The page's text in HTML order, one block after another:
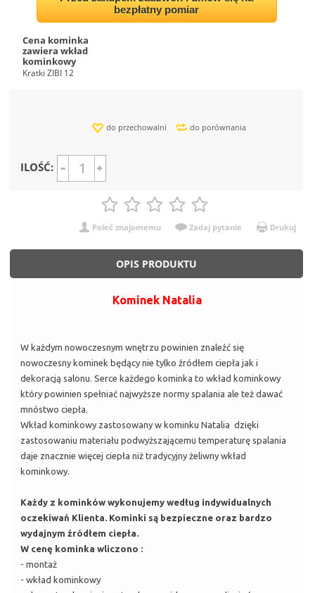
bezpłatny pomiar
Cena kominka
zawiera wkład
kominkowy
Kratki ZIBI 12
do przechowalni do porównania
ILOŚĆ:
Poleć znajomemu Zadaj pytanie Drukuj
OPIS PRODUKTU
Kominek Natalia
W każdym nowoczesnym wnętrzu powinien znaleźć się
nowoczesny kominek będący nie tylko źródłem ciepła jak i
dekoracją salonu. Serce każdego kominka to wkład kominkowy
który powinien spełniać najwyższe normy spalania ale też dawać
mnóstwo ciepła.
Wkład kominkowy zastosowany w kominku Natalia dzięki
zastosowaniu materiału podwyższającemu temperaturę spalania
daje znacznie więcej ciepła niż tradycyjny żeliwny wkład
kominkowy.
Każdy z kominków wykonujemy według indywidualnych
oczekiwań Klienta. Kominki są bezpieczne oraz bardzo
wydajnym źródłem ciepła.
W cenę kominka wliczono :
- montaż
- wkład kominkowy